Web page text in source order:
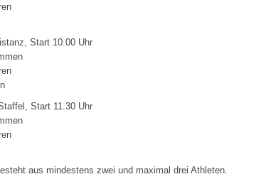
Start 10.00 Uhr
Start 11.30 Uhr
aus mindestens zwei und maximal drei Athleten.